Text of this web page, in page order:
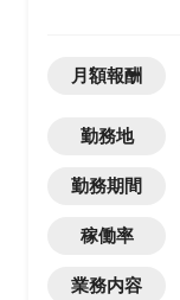
月額報酬
勤務地
勤務期間
稼働率
業務内容